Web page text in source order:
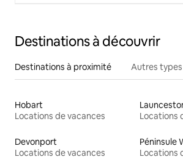
Destinations à découvrir
Destinations à proximité Autres
Hobart
Locations de vacances
Locations
Devonport
Locations de vacances
Péninsule
Locations